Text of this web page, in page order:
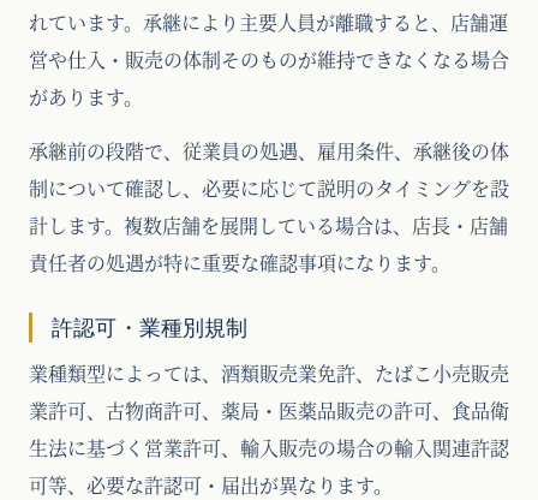
れています。承継により主要人員が離職すると、店舗運
営や仕入・販売の体制そのものが維持できなくなる場合
があります。
承継前の段階で、従業員の処遇、雇用条件、承継後の体
制について確認し、必要に応じて説明のタイミングを設
計します。複数店舗を展開している場合は、店長・店舗
責任者の処遇が特に重要な確認事項になります。
許認可・業種別規制
業種類型によっては、酒類販売業免許、たばこ小売販売
業許可、古物商許可、薬局・医薬品販売の許可、食品衛
生法に基づく営業許可、輸入販売の場合の輸入関連許認
可等、必要な許認可・届出が異なります。